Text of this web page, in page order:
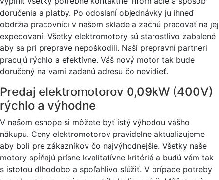
doručenia a platby. Po odoslaní objednávky ju ihneď
obdržia pracovníci v našom sklade a začnú pracovať na jej
expedovaní. Všetky elektromotory sú starostlivo zabalené
aby sa pri preprave nepoškodili. Naši prepravní partneri
pracujú rýchlo a efektívne. Váš nový motor tak bude
doručený na vami zadanú adresu čo nevidieť.
Predaj elektromotorov 0,09kW (400V)
rýchlo a výhodne
V našom eshope si môžete byť istý výhodou vášho
nákupu. Ceny elektromotorov pravidelne aktualizujeme
aby boli pre zákazníkov čo najvýhodnejšie. Všetky naše
motory spĺňajú prísne kvalitatívne kritériá a budú vám tak
s istotou dlhodobo a spoľahlivo slúžiť. V prípade potreby